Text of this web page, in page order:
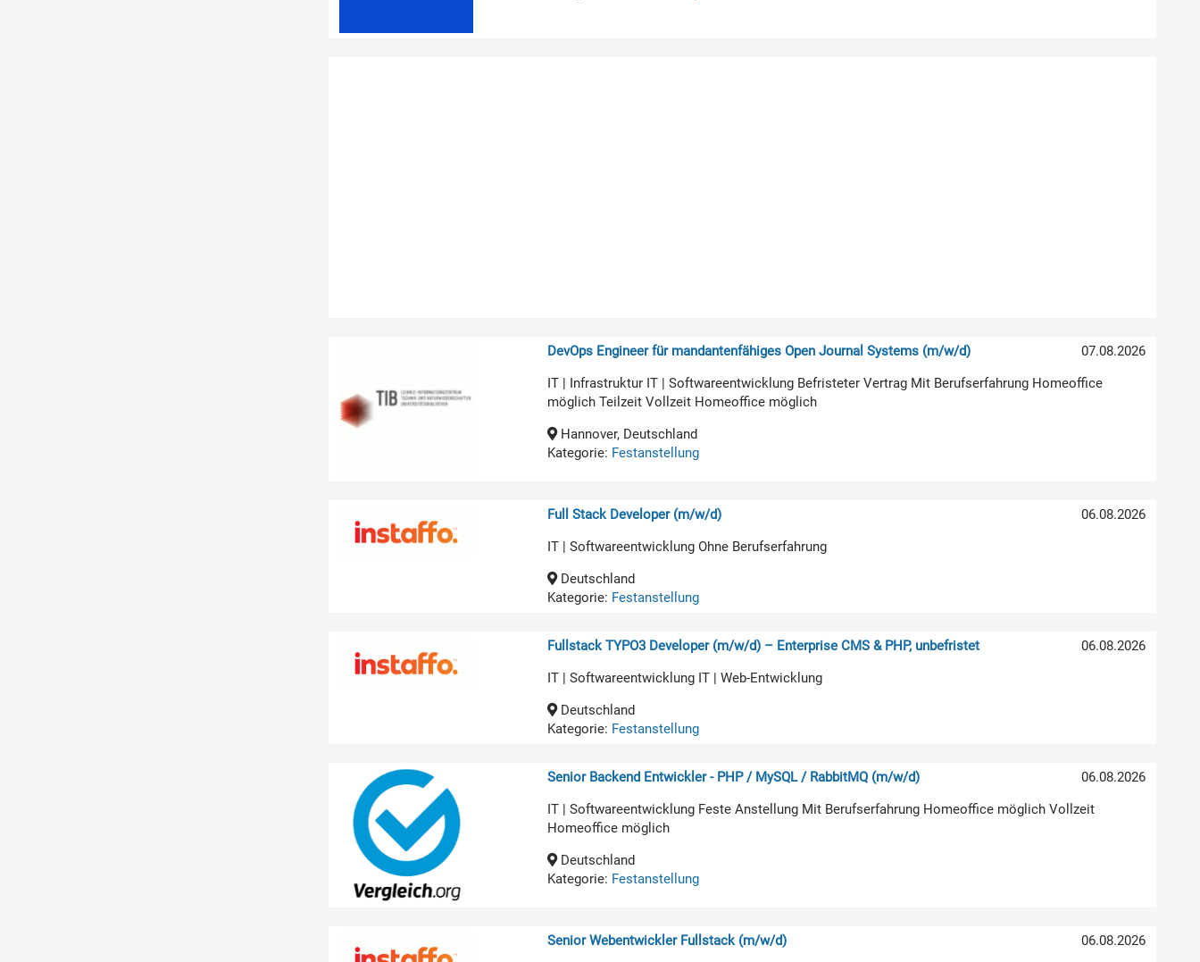
07.08.2026
DevOps Engineer für mandantenfähiges Open Journal Systems (m/w/d)
IT | Infrastruktur IT | Softwareentwicklung Befristeter Vertrag Mit Berufserfahrung Homeoffice
möglich Teilzeit Vollzeit Homeoffice möglich
Hannover, Deutschland
Kategorie: Festanstellung
06.08.2026
Full Stack Developer (m/w/d)
IT | Softwareentwicklung Ohne Berufserfahrung
Deutschland
Kategorie: Festanstellung
06.08.2026
Fullstack TYPO3 Developer (m/w/d) – Enterprise CMS & PHP, unbefristet
IT | Softwareentwicklung IT | Web-Entwicklung
Deutschland
Kategorie: Festanstellung
06.08.2026
Senior Backend Entwickler - PHP / MySQL / RabbitMQ (m/w/d)
IT | Softwareentwicklung Feste Anstellung Mit Berufserfahrung Homeoffice möglich Vollzeit
Homeoffice möglich
Deutschland
Kategorie: Festanstellung
06.08.2026
Senior Webentwickler Fullstack (m/w/d)